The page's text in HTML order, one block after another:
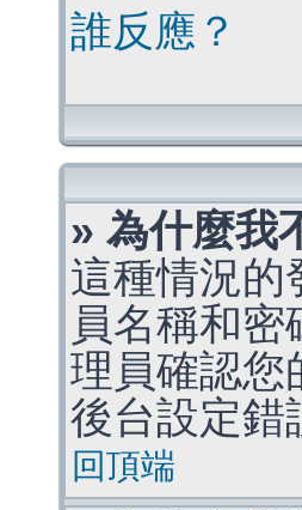
誰反應？
» 為什麼我
這種情況的
員名稱和
理員確認您
後台設定錯
回頂端